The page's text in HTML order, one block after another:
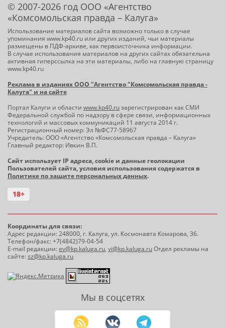
© 2007-2026 год ООО «Агентство
«Комсомольская правда – Калуга»
Использование материалов сайта возможно только в случае
упоминания www.kp40.ru или других изданий, чьи материалы
размещены в ПДФ-архиве, как первоисточника информации.
В случае использования материалов на других сайтах обязательна
активная гиперссылка на эти материалы, либо на главную страницу
www.kp40.ru
Реклама в изданиях ООО "Агентство "Комсомольская правда -
Калуга" и на сайте
Портал Калуги и области www.kp40.ruзарегистрирован как СМИ
Федеральной службой по надзору в сфере связи, информационных
технологий и массовых коммуникаций 11 августа 2014 г.
Регистрационный номер: Эл №ФС77-58967
Учредитель: ООО «Агентство «Комсомольская правда – Калуга»
Главный редактор: Ивкин В.П.
Сайт использует IP адреса, cookie и данные геолокации
Пользователей сайта, условия использования содержатся в
Политике по защите персональных данных.
18+
Координаты для связи:
Адрес редакции: 248000, г. Калуга, ул. Космонавта Комарова, 36.
Телефон/факс: +7(4842)79-04-54
E-mail редакции:ev@kp.kaluga.ru, vi@kp.kaluga.ruОтдел рекламы на
сайте:sz@kp.kaluga.ru
Мы в соцсетях